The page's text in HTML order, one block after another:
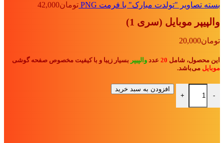
بسته تصاویر "تولدت مبارک" با فرمت PNG تومان42,000
والپیپر موبایل (سری 1)
تومان20,000
این محصول، شامل 20 عدد والپیپر بسیار زیبا و با کیفیت مخصوص صفحه گوشی
موبایل می‌باشد.
-
والپیپر موبایل (سری 1) عدد
+
افزودن به سبد خرید